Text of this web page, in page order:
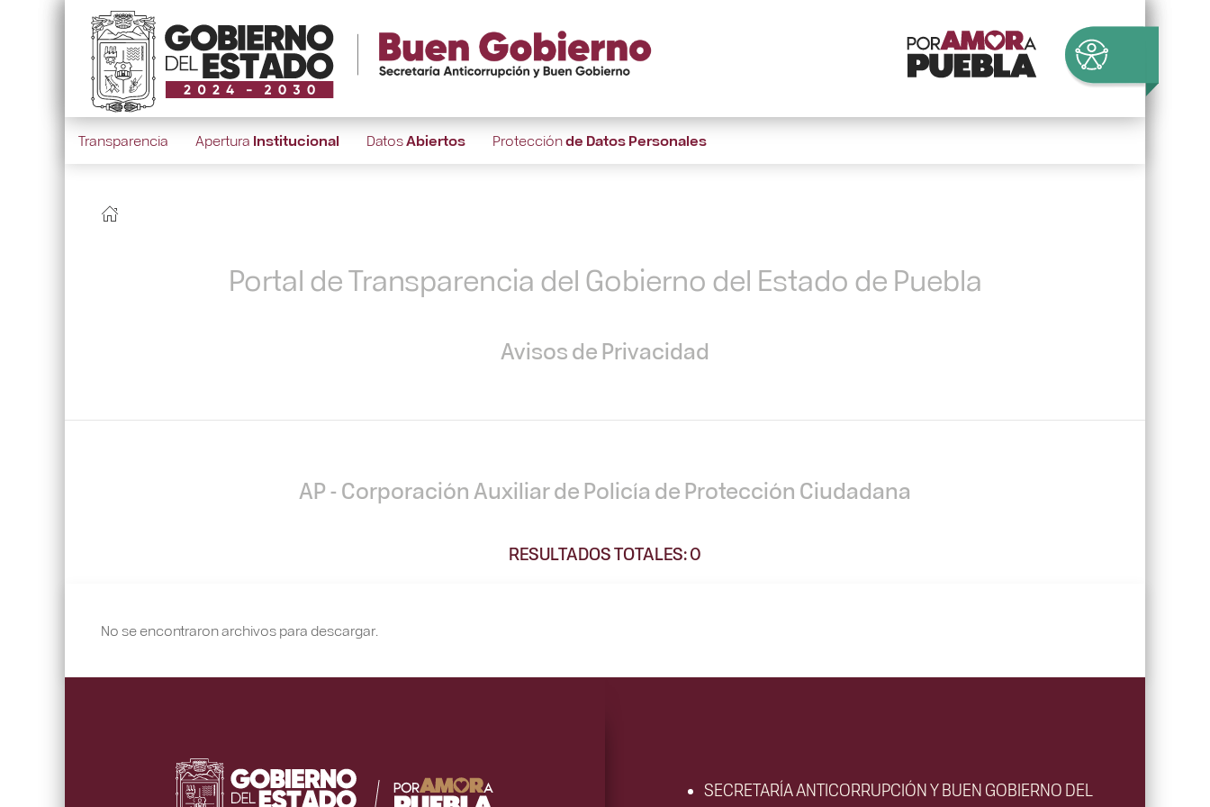
Transparencia Apertura Institucional DatosAbiertos Protecciónde Datos Personales
Portal de Transparencia del Gobierno del Estado de Puebla
Avisos de Privacidad
AP - Corporación Auxiliar de Policía de Protección Ciudadana
RESULTADOS TOTALES: 0
No se encontraron archivos para descargar.
SECRETARÍA ANTICORRUPCIÓN Y BUEN GOBIERNO DEL